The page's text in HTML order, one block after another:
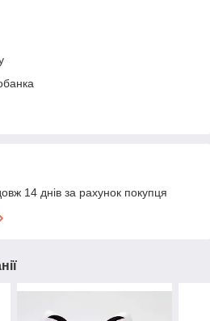
14 днів за рахунок покупця